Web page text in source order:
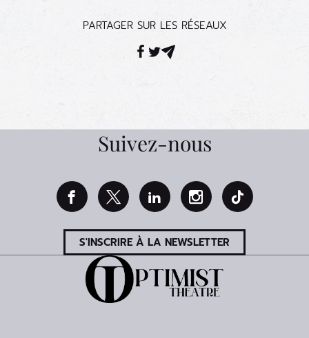
PARTAGER SUR LES RÉSEAUX
Facebook
Twitter
Mail
Suivez-nous
S'INSCRIRE À LA NEWSLETTER